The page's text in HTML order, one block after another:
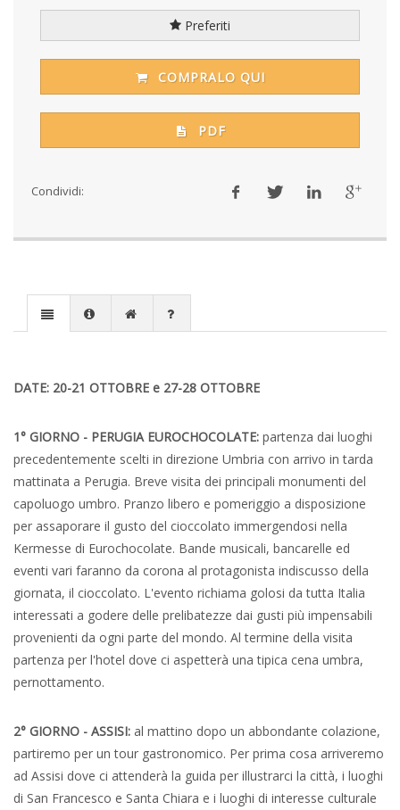
Preferiti
COMPRALO QUI
PDF
Condividi:
DATE: 20-21 OTTOBRE e 27-28 OTTOBRE
1° GIORNO - PERUGIA EUROCHOCOLATE: partenza dai luoghi
precedentemente scelti in direzione Umbria con arrivo in tarda
mattinata a Perugia. Breve visita dei principali monumenti del
capoluogo umbro. Pranzo libero e pomeriggio a disposizione
per assaporare il gusto del cioccolato immergendosi nella
Kermesse di Eurochocolate. Bande musicali, bancarelle ed
eventi vari faranno da corona al protagonista indiscusso della
giornata, il cioccolato. L'evento richiama golosi da tutta Italia
interessati a godere delle prelibatezze dai gusti più impensabili
provenienti da ogni parte del mondo. Al termine della visita
partenza per l'hotel dove ci aspetterà una tipica cena umbra,
pernottamento.
2° GIORNO - ASSISI: al mattino dopo un abbondante colazione,
partiremo per un tour gastronomico. Per prima cosa arriveremo
ad Assisi dove ci attenderà la guida per illustrarci la città, i luoghi
di San Francesco e Santa Chiara e i luoghi di interesse culturale